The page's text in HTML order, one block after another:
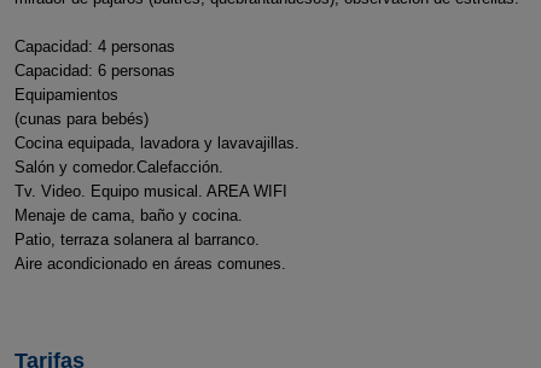
Capacidad: 4 personas
Capacidad: 6 personas
Equipamientos
(cunas para bebés)
Cocina equipada, lavadora y lavavajillas.
Salón y comedor.Calefacción.
Tv. Video. Equipo musical. AREA WIFI
Menaje de cama, baño y cocina.
Patio, terraza solanera al barranco.
Aire acondicionado en áreas comunes.
Tarifas